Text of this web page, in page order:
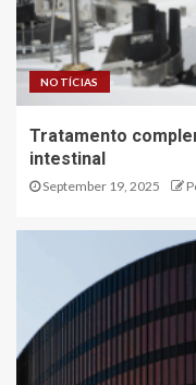
NOTÍCIAS
Tratamento
intestinal
September 19, 2025